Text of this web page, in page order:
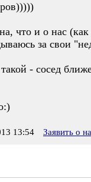
что и о нас
за свои
- сосед
13:54 Заявить о